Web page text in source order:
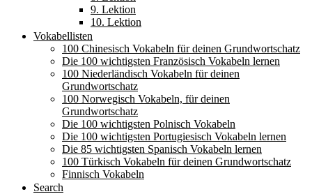
9. Lektion
10. Lektion
Vokabellisten
100 Chinesisch Vokabeln für deinen Grundwortschatz
Die 100 wichtigsten Französisch Vokabeln lernen
100 Niederländisch Vokabeln für deinen
Grundwortschatz
100 Norwegisch Vokabeln, für deinen
Grundwortschatz
Die 100 wichtigsten Polnisch Vokabeln
Die 100 wichtigsten Portugiesisch Vokabeln lernen
Die 85 wichtigsten Spanisch Vokabeln lernen
100 Türkisch Vokabeln für deinen Grundwortschatz
Finnisch Vokabeln
Search